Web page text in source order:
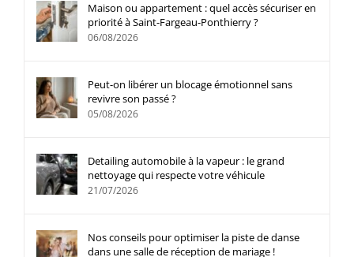
Maison ou appartement : quel accès sécuriser en
priorité à Saint-Fargeau-Ponthierry ?
06/08/2026
Peut-on libérer un blocage émotionnel sans
revivre son passé ?
05/08/2026
Detailing automobile à la vapeur : le grand
nettoyage qui respecte votre véhicule
21/07/2026
Nos conseils pour optimiser la piste de danse
dans une salle de réception de mariage !